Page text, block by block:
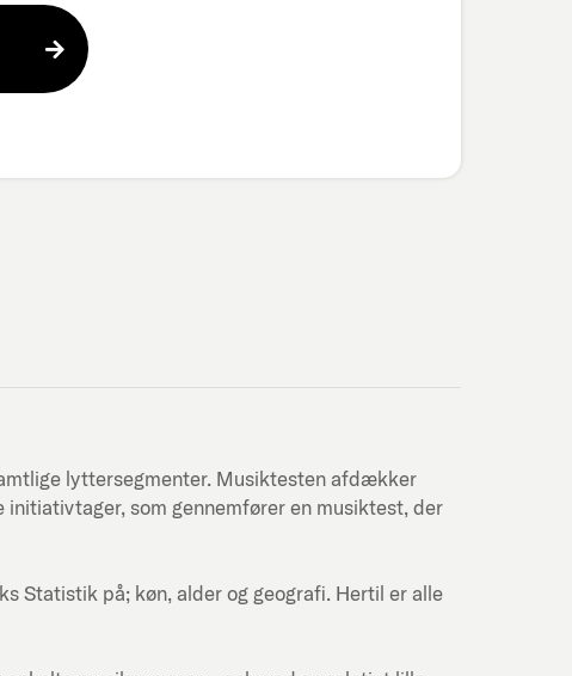
lyttersegmenter. Musiktesten afdækker
initiativtager, som gennemfører en musiktest, der
Statistik på; køn, alder og geografi. Hertil er alle